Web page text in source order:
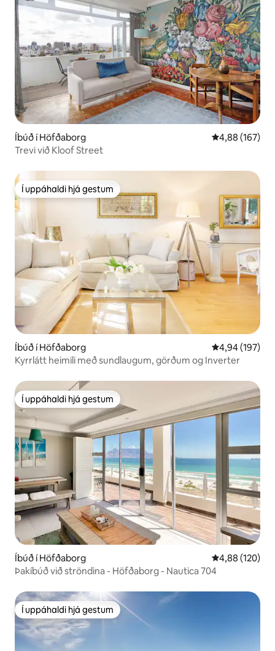
Íbúð í Höfðaborg 4,88 af 5 í
4,88 (167)
Trevi við Kloof Street
Í uppáhaldi hjá gestum
Í uppáhaldi hjá gestum
Íbúð í Höfðaborg 4,94 af 5 í
4,94 (197)
Kyrrlátt heimili með sundlaugum, görðum og Inverter
Í uppáhaldi hjá gestum
Í uppáhaldi hjá gestum
Íbúð í Höfðaborg 4,88 af 5 í
4,88 (120)
Þakíbúð við ströndina - Höfðaborg - Nautica 704
Í uppáhaldi hjá gestum
Í uppáhaldi hjá gestum